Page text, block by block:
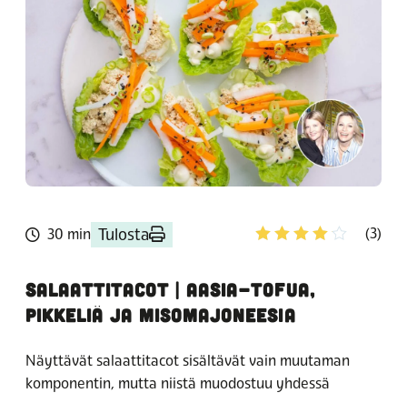
30 min Tulosta (3)
SALAATTITACOT | AASIA-TOFUA,
PIKKELIÄ JA MISOMAJONEESIA
Näyttävät salaattitacot sisältävät vain muutaman
komponentin, mutta niistä muodostuu yhdessä